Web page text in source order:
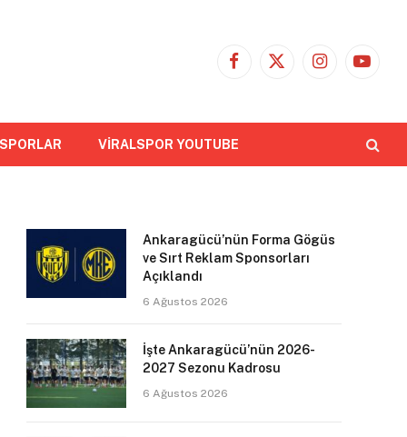
Facebook
X
Instagram
VİRALSPOR YOUTUBE
Ankaragücü’nün Forma Gögüs
ve Sırt Reklam Sponsorları
Açıklandı
6 Ağustos 2026
İşte Ankaragücü’nün 2026-
2027 Sezonu Kadrosu
6 Ağustos 2026